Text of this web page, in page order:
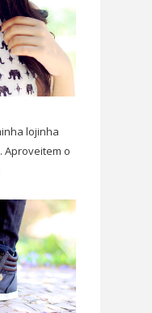
lojinha
. Aproveitem o